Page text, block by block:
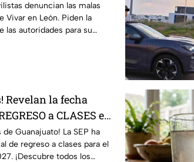
denuncian las malas
Vivar en León. Piden la
las autoridades para su
Revelan la fecha
a CLASES en
en el
Guanajuato! La SEP ha
de regreso a clases para el
¡Descubre todos los